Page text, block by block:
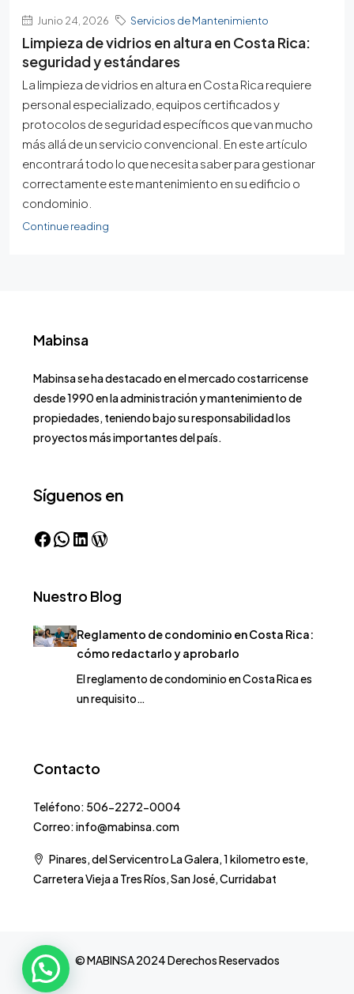
Junio 24, 2026 Servicios de Mantenimiento
Limpieza de vidrios en altura en Costa Rica:
seguridad y estándares
La limpieza de vidrios en altura en Costa Rica requiere
personal especializado, equipos certificados y
protocolos de seguridad específicos que van mucho
más allá de un servicio convencional. En este artículo
encontrará todo lo que necesita saber para gestionar
correctamente este mantenimiento en su edificio o
condominio.
Continue reading
Mabinsa
Mabinsa se ha destacado en el mercado costarricense
desde 1990 en la administración y mantenimiento de
propiedades, teniendo bajo su responsabilidad los
proyectos más importantes del país.
Síguenos en
Nuestro Blog
Reglamento de condominio en Costa Rica:
cómo redactarlo y aprobarlo
El reglamento de condominio en Costa Rica es
un requisito…
Contacto
Teléfono: 506-2272-0004
Correo: info@mabinsa.com
Pinares, del Servicentro La Galera, 1 kilometro este,
Carretera Vieja a Tres Ríos, San José, Curridabat
© MABINSA 2024 Derechos Reservados